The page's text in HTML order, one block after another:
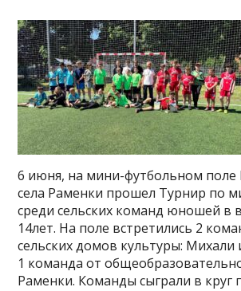
6 июня, на мини-футбольном поле
села Раменки прошел Турнир по
среди сельских команд юношей в
14лет. На поле встретились 2
сельских домов культуры: Михали
1 команда от
Раменки. Команды сыграли в круг